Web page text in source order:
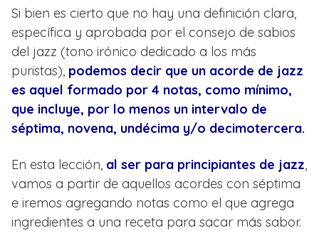
Si bien es cierto que no hay una definición clara,
específica y aprobada por el consejo de sabios
del jazz (tono irónico dedicado a los más
puristas), podemos decir que un acorde de jazz
es aquel formado por 4 notas, como mínimo,
que incluye, por lo menos un intervalo de
séptima, novena, undécima y/o decimotercera.
En esta lección, al ser para principiantes de jazz
vamos a partir de aquellos acordes con séptima
e iremos agregando notas como el que agrega
ingredientes a una receta para sacar más sabor.